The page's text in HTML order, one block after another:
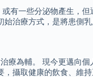
有一些分泌物產生，
治療方式，是將患側
為輔。 現今更邁向
攝取健康的飲食、維